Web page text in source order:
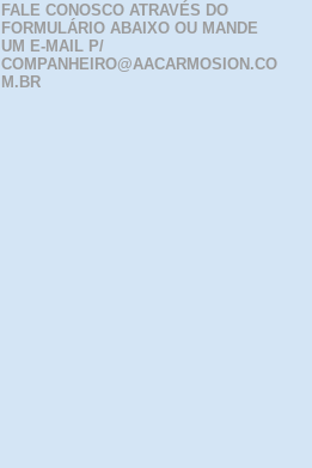
FALE CONOSCO ATRAVÉS DO
FORMULÁRIO ABAIXO OU MANDE
UM E-MAIL P/
COMPANHEIRO@AACARMOSION.CO
M.BR